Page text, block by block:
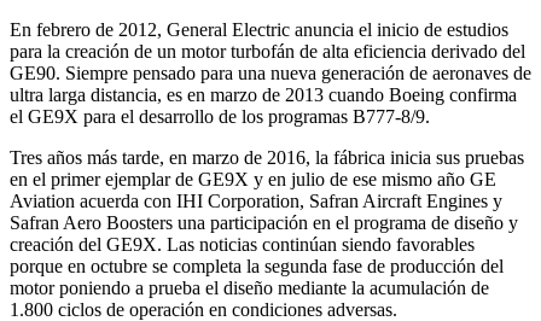
En febrero de 2012, General Electric anuncia el inicio de estudios
para la creación de un motor turbofán de alta eficiencia derivado del
GE90. Siempre pensado para una nueva generación de aeronaves de
ultra larga distancia, es en marzo de 2013 cuando Boeing confirma
el GE9X para el desarrollo de los programas B777-8/9.
Tres años más tarde, en marzo de 2016, la fábrica inicia sus pruebas
en el primer ejemplar de GE9X y en julio de ese mismo año GE
Aviation acuerda con IHI Corporation, Safran Aircraft Engines y
Safran Aero Boosters una participación en el programa de diseño y
creación del GE9X. Las noticias continúan siendo favorables
porque en octubre se completa la segunda fase de producción del
motor poniendo a prueba el diseño mediante la acumulación de
1.800 ciclos de operación en condiciones adversas.